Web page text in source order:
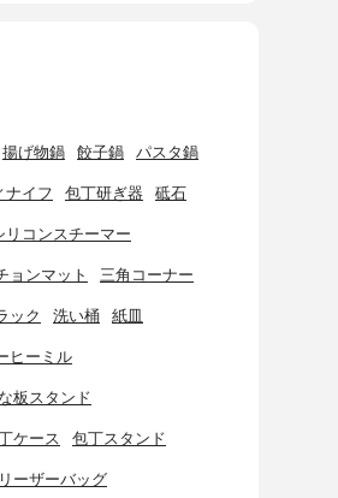
揚げ物鍋 餃子鍋 パスタ鍋
ナイフ 包丁研ぎ器 砥石
リコンスチーマー
ョンマット 三角コーナー
ック 洗い桶 紙皿
ヒーミル
板スタンド
ケース 包丁スタンド
ーザーバッグ